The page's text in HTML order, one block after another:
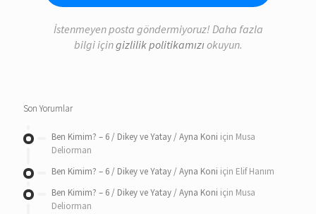
İstenmeyen posta göndermiyoruz! Daha fazla
bilgi içingizlilik politikamızıokuyun.
Son Yorumlar
Ben Kimim? – 6 / Dikey ve Yatay / Ayna Koni için Musa
Deliorman
Ben Kimim? – 6 / Dikey ve Yatay / Ayna Koni için Elif Hanım
Ben Kimim? – 6 / Dikey ve Yatay / Ayna Koni için Musa
Deliorman